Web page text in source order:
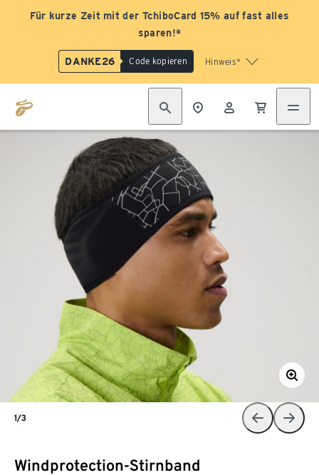
Für kurze Zeit mit der TchiboCard 15% auf fast alles
sparen!*
DANKE26 Code kopieren Hinweis*
Windprotection-Stirnband
1/3